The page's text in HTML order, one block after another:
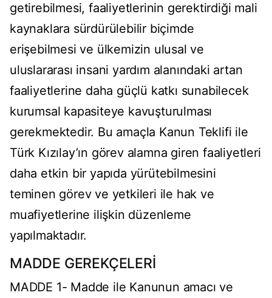
getirebilmesi, faaliyetlerinin gerektirdiği mali
kaynaklara sürdürülebilir biçimde
erişebilmesi ve ülkemizin ulusal ve
uluslararası insani yardım alanındaki artan
faaliyetlerine daha güçlü katkı sunabilecek
kurumsal kapasiteye kavuşturulması
gerekmektedir. Bu amaçla Kanun Teklifi ile
Türk Kızılay’ın görev alamna giren faaliyetleri
daha etkin bir yapıda yürütebilmesini
teminen görev ve yetkileri ile hak ve
muafiyetlerine ilişkin düzenleme
yapılmaktadır.
MADDE GEREKÇELERİ
MADDE 1- Madde ile Kanunun amacı ve